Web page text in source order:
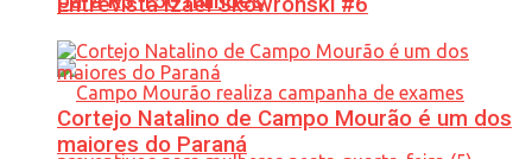
Cortejo Natalino de Campo Mourão é um dos
maiores do Paraná